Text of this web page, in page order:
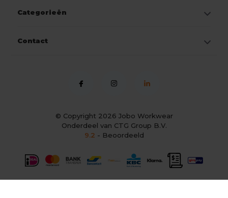
Categorieën
Contact
© Copyright 2026 Jobo Workwear
Onderdeel van CTG Group B.V.
9.2 - Beoordeeld